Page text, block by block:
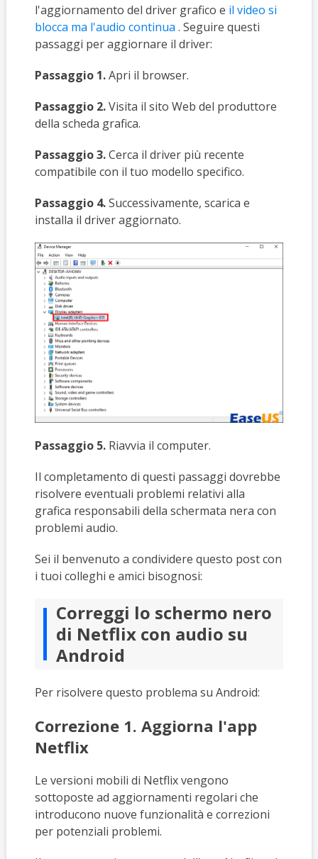
l'aggiornamento del driver grafico e il video si
blocca ma l'audio continua . Seguire questi
passaggi per aggiornare il driver:
Passaggio 1.Apri il browser.
Passaggio 2.Visita il sito Web del produttore
della scheda grafica.
Passaggio 3.Cerca il driver più recente
compatibile con il tuo modello specifico.
Passaggio 4.Successivamente, scarica e
installa il driver aggiornato.
Passaggio 5.Riavvia il computer.
Il completamento di questi passaggi dovrebbe
risolvere eventuali problemi relativi alla
grafica responsabili della schermata nera con
problemi audio.
Sei il benvenuto a condividere questo post con
i tuoi colleghi e amici bisognosi:
Correggi lo schermo nero
di Netflix con audio su
Android
Per risolvere questo problema su Android:
Correzione 1. Aggiorna l'app
Netflix
Le versioni mobili di Netflix vengono
sottoposte ad aggiornamenti regolari che
introducono nuove funzionalità e correzioni
per potenziali problemi.